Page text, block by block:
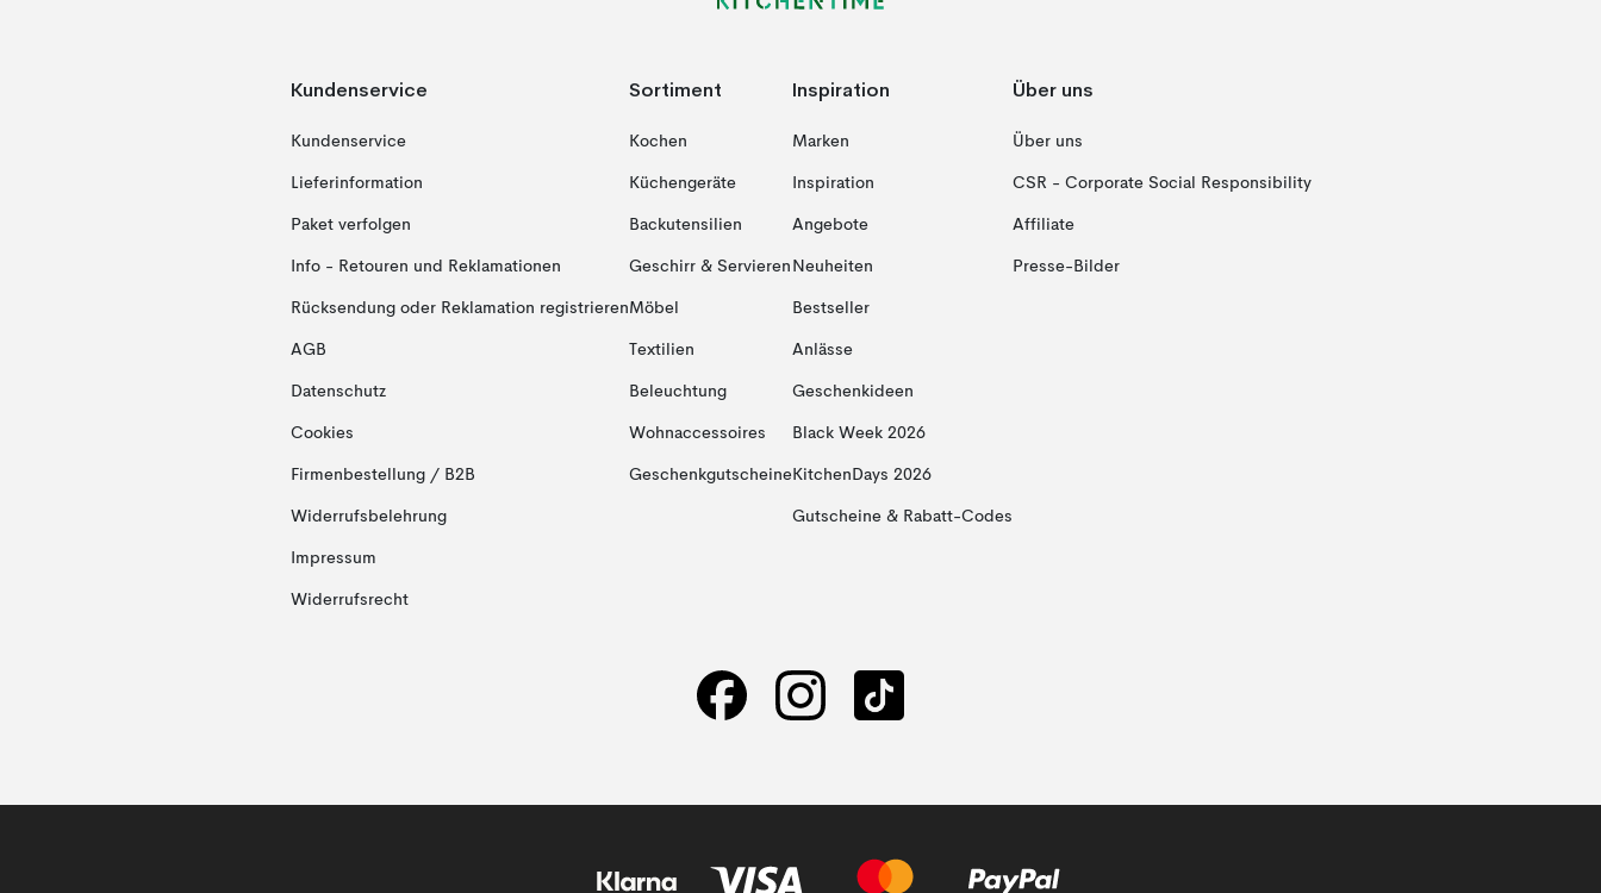
Kundenservice
Kundenservice
Lieferinformation
Paket verfolgen
Info - Retouren und Reklamationen
Rücksendung oder Reklamation registrieren
AGB
Datenschutz
Cookies
Firmenbestellung / B2B
Widerrufsbelehrung
Impressum
Widerrufsrecht
Sortiment
Kochen
Küchengeräte
Backutensilien
Geschirr & Servieren
Möbel
Textilien
Beleuchtung
Wohnaccessoires
Geschenkgutscheine
Inspiration
Marken
Inspiration
Angebote
Neuheiten
Bestseller
Anlässe
Geschenkideen
Black Week 2026
KitchenDays 2026
Gutscheine & Rabatt-Codes
Über uns
Über uns
CSR - Corporate Social Responsibility
Affiliate
Presse-Bilder